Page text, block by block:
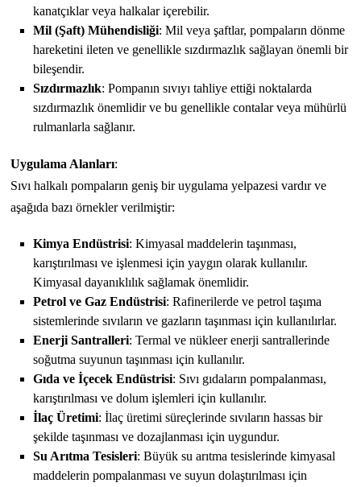
kanatçıklar veya halkalar içerebilir.
Mil (Şaft) Mühendisliği: Mil veya şaftlar, pompaların dönme
hareketini ileten ve genellikle sızdırmazlık sağlayan önemli bir
bileşendir.
Sızdırmazlık: Pompanın sıvıyı tahliye ettiği noktalarda
sızdırmazlık önemlidir ve bu genellikle contalar veya mühürlü
rulmanlarla sağlanır.
Uygulama Alanları:
Sıvı halkalı pompaların geniş bir uygulama yelpazesi vardır ve
aşağıda bazı örnekler verilmiştir:
Kimya Endüstrisi: Kimyasal maddelerin taşınması,
karıştırılması ve işlenmesi için yaygın olarak kullanılır.
Kimyasal dayanıklılık sağlamak önemlidir.
Petrol ve Gaz Endüstrisi: Rafinerilerde ve petrol taşıma
sistemlerinde sıvıların ve gazların taşınması için kullanılırlar.
Enerji Santralleri: Termal ve nükleer enerji santrallerinde
soğutma suyunun taşınması için kullanılır.
Gıda ve İçecek Endüstrisi: Sıvı gıdaların pompalanması,
karıştırılması ve dolum işlemleri için kullanılır.
İlaç Üretimi: İlaç üretimi süreçlerinde sıvıların hassas bir
şekilde taşınması ve dozajlanması için uygundur.
Su Arıtma Tesisleri: Büyük su arıtma tesislerinde kimyasal
maddelerin pompalanması ve suyun dolaştırılması için